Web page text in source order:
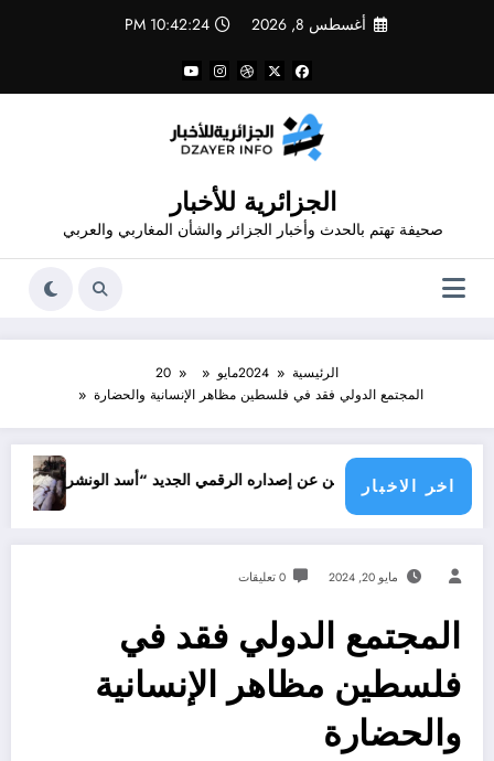
أغسطس 8, 2026 10:42:24 PM
الجزائرية للأخبار
صحيفة تهتم بالحدث وأخبار الجزائر والشأن المغاربي والعربي
الرئيسية 2024مايو
20
المجتمع الدولي فقد في فلسطين مظاهر الإنسانية والحضارة
اخر الاخبار
شاهد يعلن عن إصداره الرقمي الجديد “أسد الونشريس” تخليدا لنضال
جرائم
مايو 20, 2024 0 تعليقات
المجتمع الدولي فقد في
فلسطين مظاهر الإنسانية
والحضارة